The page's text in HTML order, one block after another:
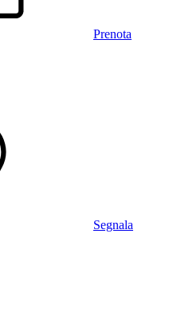
Prenota
Segnala